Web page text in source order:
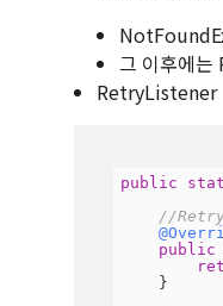
그 이후에
RetryListener
public
//Retry
public
    }